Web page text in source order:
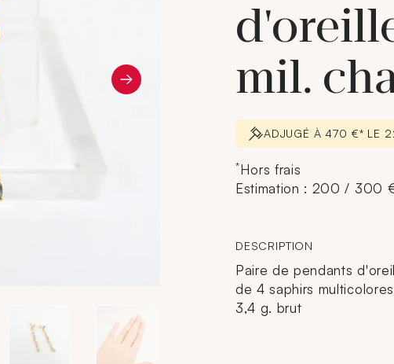
mil.
ADJUGÉ À 470 €* LE
*Hors frais
Estimation : 200 / 300
DESCRIPTION
Paire de pendants
de 4 saphirs
3,4 g. brut